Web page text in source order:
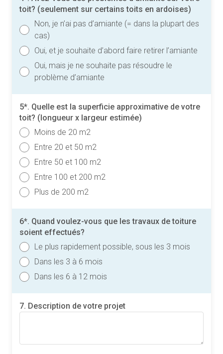
toit? (seulement sur certains toits en ardoises)
Non, je n’ai pas d’amiante (= dans la plupart des
cas)
Oui, et je souhaite d’abord faire retirer l’amiante
Oui, mais je ne souhaite pas résoudre le
problème d’amiante
5*. Quelle est la superficie approximative de votre
toit? (longueur x largeur estimée)
Moins de 20 m2
Entre 20 et 50 m2
Entre 50 et 100 m2
Entre 100 et 200 m2
Plus de 200 m2
6*. Quand voulez-vous que les travaux de toiture
soient effectués?
Le plus rapidement possible, sous les 3 mois
Dans les 3 à 6 mois
Dans les 6 à 12 mois
7. Description de votre projet